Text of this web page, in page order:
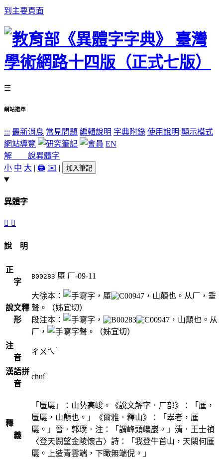
到主要頁面
☰
網站選單
::: 最新消息 常見問題 編輯說明 字典附錄 使用說明 顯示模式
網站導覽
EN
解 說異體字
小 中 大 | 🖨️ ✉️ | 加入筆記
異體字
𠪪 󷌴
說 明
正
字
B00283 厜 厂-09-11
說文釋
形
大徐本： ，厜
，山顛也。从厂，垂
聲。（姊宜切）
段注本：
，
，山顛也。从
厂，
聲。（姊宜切）
注
音
ㄔㄨㄟ ˊ
漢語拼
音
chuí
釋
義
「厜㕒」：山勢高峻。《說文解字．厂部》：「厜，
厜㕒，山顛也。」《爾雅．釋山》：「崒者，厜
㕒。」晉．郭璞．注：「謂峰頭巉巖。」清．王士禎
〈登天闕望金陵懷古〉詩：「我登牛首山，天闕何厜
㕒。上造青雲端，下瞰無端倪。」